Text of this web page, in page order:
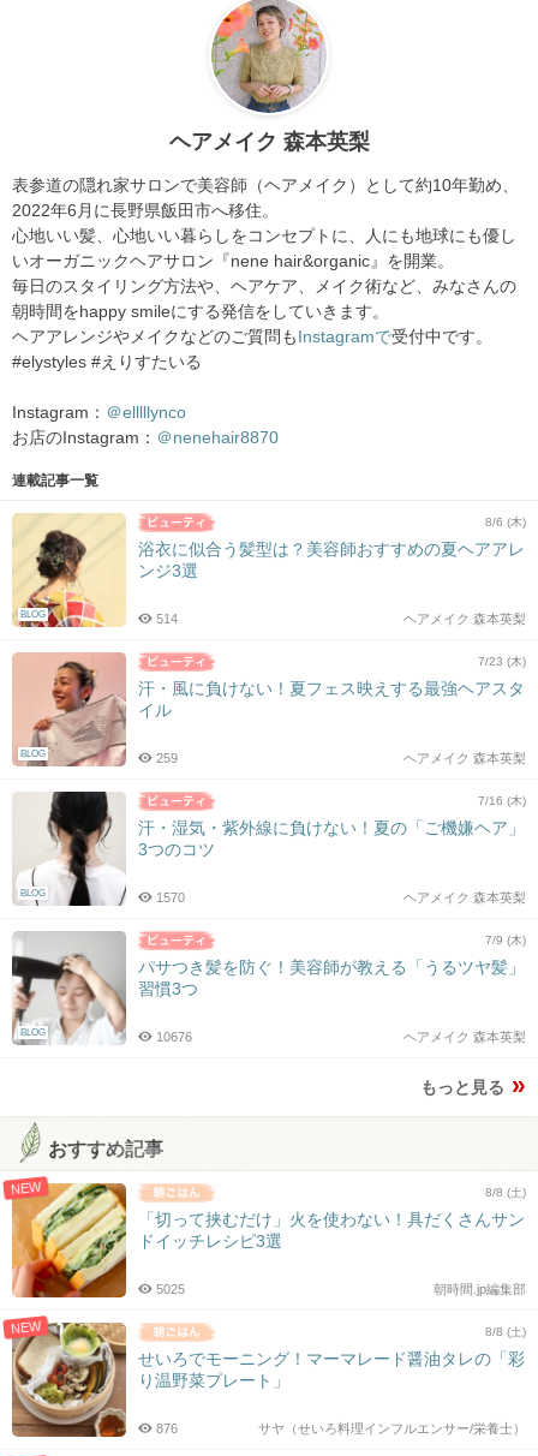
ヘアメイク 森本英梨
表参道の隠れ家サロンで美容師（ヘアメイク）として約10年勤め、
2022年6月に長野県飯田市へ移住。
心地いい髪、心地いい暮らしをコンセプトに、人にも地球にも優し
いオーガニックヘアサロン『nene hair&organic』を開業。
毎日のスタイリング方法や、ヘアケア、メイク術など、みなさんの
朝時間をhappy smileにする発信をしていきます。
ヘアアレンジやメイクなどのご質問も Instagramで受付中です。
#elystyles #えりすたいる
Instagram： ＠elllllynco
お店のInstagram： ＠nenehair8870
連載記事一覧
BLOG
8/6 (木)
浴衣に似合う髪型は？美容師おすすめの夏ヘアアレ
ンジ3選
ヘアメイク 森本英梨
514
BLOG
7/23 (木)
汗・風に負けない！夏フェス映えする最強ヘアスタ
イル
ヘアメイク 森本英梨
259
BLOG
7/16 (木)
汗・湿気・紫外線に負けない！夏の「ご機嫌ヘア」
3つのコツ
ヘアメイク 森本英梨
1570
BLOG
7/9 (木)
パサつき髪を防ぐ！美容師が教える「うるツヤ髪」
習慣3つ
ヘアメイク 森本英梨
10676
もっと見る
おすすめ記事
NEW 8/8 (土)
「切って挟むだけ」火を使わない！具だくさんサン
ドイッチレシピ3選
朝時間.jp編集部
5025
NEW 8/8 (土)
せいろでモーニング！マーマレード醤油タレの「彩
り温野菜プレート」
サヤ（せいろ料理インフルエンサー/栄養士）
876